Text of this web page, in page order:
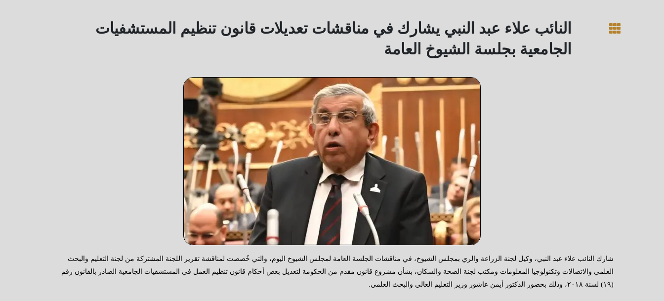
النائب علاء عبد النبي يشارك في مناقشات تعديلات قانون تنظيم المستشفيات
الجامعية بجلسة الشيوخ العامة
شارك النائب علاء عبد النبي، وكيل لجنة الزراعة والري بمجلس الشيوخ، في مناقشات الجلسة العامة لمجلس الشيوخ اليوم، والتي خُصصت لمناقشة تقرير اللجنة المشتركة من لجنة التعليم والبحث
العلمي والاتصالات وتكنولوجيا المعلومات ومكتب لجنة الصحة والسكان، بشأن مشروع قانون مقدم من الحكومة لتعديل بعض أحكام قانون تنظيم العمل في المستشفيات الجامعية الصادر بالقانون رقم
(١٩) لسنة ٢٠١٨، وذلك بحضور الدكتور أيمن عاشور وزير التعليم العالي والبحث العلمي.